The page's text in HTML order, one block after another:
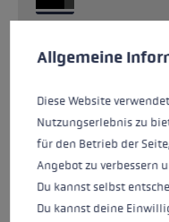
This website uses cookies
Allgemeine
Diese Website
Nutzungserlebnis zu
für den Betrieb der
Angebot zu verbessern
Du kannst selbst
Du kannst deine